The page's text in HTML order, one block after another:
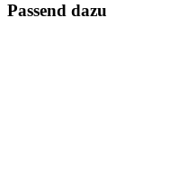
Passend dazu